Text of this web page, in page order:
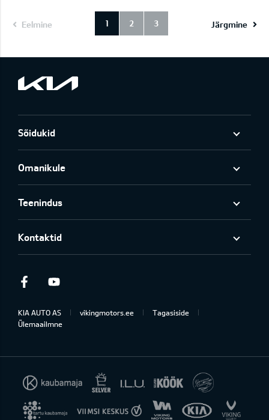
Eelmine Järgmine
1 2 3
Sõidukid
Omanikule
Teenindus
Kontaktid
Facebook
KIA AUTO AS vikingmotors.ee
Tagasiside
Ülemaailmne